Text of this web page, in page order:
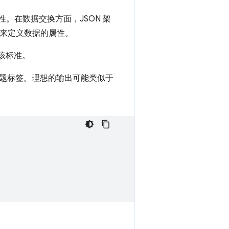
。在数据交换方面，JSON 架
定义数据的属性。
准。
标签。理想的输出可能类似于